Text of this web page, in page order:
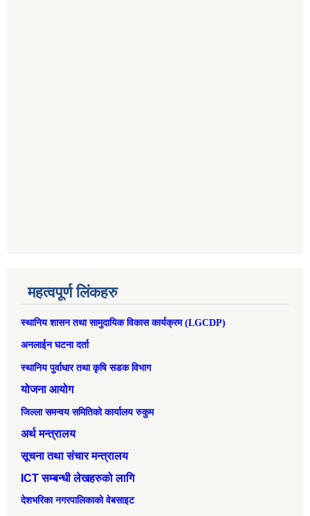
महत्वपूर्ण लिंकहरु
स्थानिय शासन तथा सामुदायिक विकास कार्यक्रम (LGCDP)
अनलाईन घटना दर्ता
स्थानिय पुर्वाधार तथा कृषि सडक विभाग
योजना आयोग
जिल्ला समन्वय समितिको कार्यालय रुकुम
अर्थ मन्त्रालय
सूचना तथा संचार मन्त्रालय
ICT सम्बन्धी लेखहरुको लागि
देशभरिका नगरपालिकाको वेबसाइट